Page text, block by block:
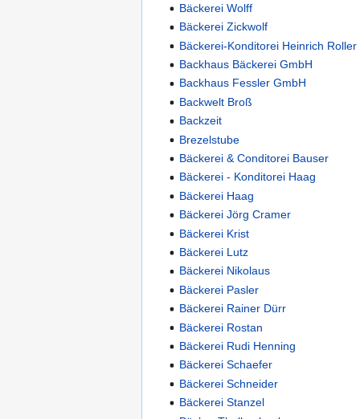
Bäckerei Wolff
Bäckerei Zickwolf
Bäckerei-Konditorei Heinrich Roller
Backhaus Bäckerei GmbH
Backhaus Fessler GmbH
Backwelt Broß
Backzeit
Brezelstube
Bäckerei & Conditorei Bauser
Bäckerei - Konditorei Haag
Bäckerei Haag
Bäckerei Jörg Cramer
Bäckerei Krist
Bäckerei Lutz
Bäckerei Nikolaus
Bäckerei Pasler
Bäckerei Rainer Dürr
Bäckerei Rostan
Bäckerei Rudi Henning
Bäckerei Schaefer
Bäckerei Schneider
Bäckerei Stanzel